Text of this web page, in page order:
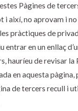
Pàgines de
i així, no aprovam i no
pràctiques de
entrar en un enllaç
hauríeu de revisar la
en aquesta pàgina,
de tercers recull i